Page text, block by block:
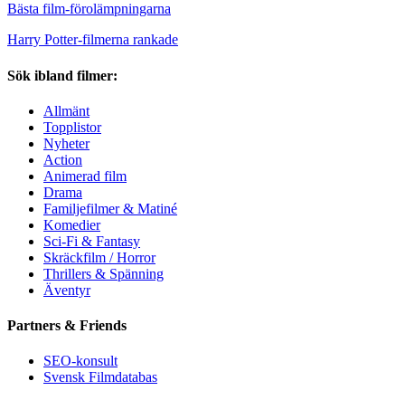
Bästa film-förolämpningarna
Harry Potter-filmerna rankade
Sök ibland filmer:
Allmänt
Topplistor
Nyheter
Action
Animerad film
Drama
Familjefilmer & Matiné
Komedier
Sci-Fi & Fantasy
Skräckfilm / Horror
Thrillers & Spänning
Äventyr
Partners & Friends
SEO-konsult
Svensk Filmdatabas